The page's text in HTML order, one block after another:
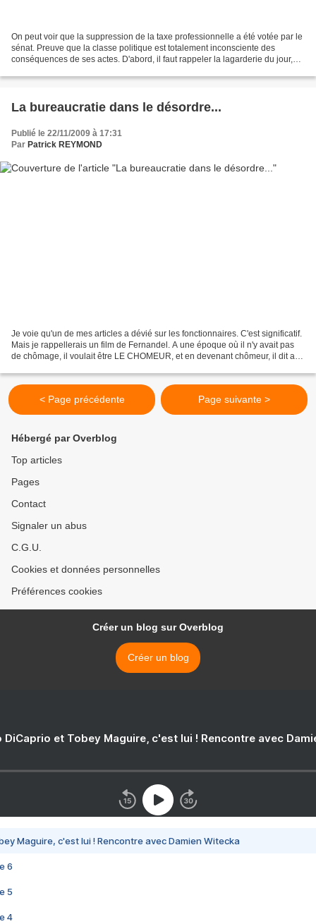
On peut voir que la suppression de la taxe professionnelle a été votée par le
sénat. Preuve que la classe politique est totalement inconsciente des
conséquences de ses actes. D'abord, il faut rappeler la lagarderie du jour,
La bureaucratie dans le désordre...
Publié le 22/11/2009 à 17:31
Par Patrick REYMOND
Je voie qu'un de mes articles a dévié sur les fonctionnaires. C'est significatif.
Mais je rappellerais un film de Fernandel. A une époque où il n'y avait pas
de chômage, il voulait être LE CHOMEUR, et en devenant chômeur, il dit au
< Page précédente Page suivante >
Hébergé par Overblog
Top articles
Pages
Contact
Signaler un abus
C.G.U.
Cookies et données personnelles
Préférences cookies
Créer un blog sur Overblog
Créer un blog
DiCaprio et Tobey Maguire, c'est lui ! Rencontre avec
Maguire, c'est lui ! Rencontre avec Damien Witecka
6
5
4